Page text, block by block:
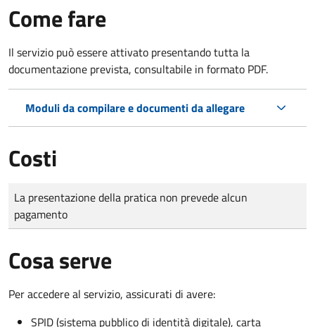
Come fare
Il servizio può essere attivato presentando tutta la
documentazione prevista, consultabile in formato PDF.
Moduli da compilare e documenti da allegare
Costi
Tipo di pagamento
Importo
La presentazione della pratica non prevede alcun
pagamento
Cosa serve
Per accedere al servizio, assicurati di avere:
SPID (sistema pubblico di identità digitale), carta